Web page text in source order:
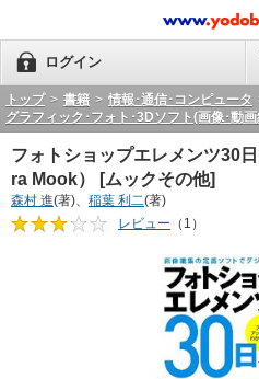
ログイン
トップ > 書籍 > 情報･通信･コンピュータ
グラフィック･フォト･3Dソフト(画像･動
フォトショップエレメンツ30
ra Mook） [ムックその他]
森村 進(著)、 稲葉 利二(著)
レビュー （1）